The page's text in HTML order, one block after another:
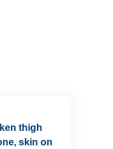
thigh
skin on